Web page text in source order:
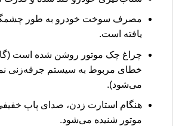
مصرف سوخت خودرو به طور
یافته است.
چراغ چک موتور روشن شده است
خطای مربوط به سیستم جرقه‌زنی
می‌شود).
هنگام استارت زدن، صدای پاپ
موتور شنیده می‌شود.